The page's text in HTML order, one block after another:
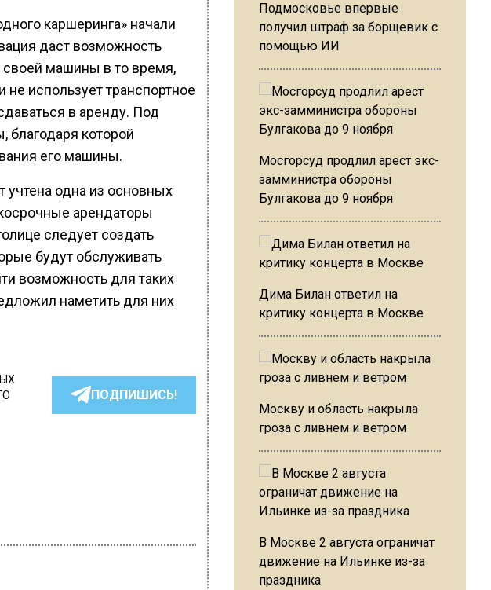
каршеринга» начали
даст возможность
своей машины в то время,
не использует транспортное
в аренду. Под
благодаря которой
его машины.
учтена одна из основных
арендаторы
следует создать
будут обслуживать
возможность для таких
наметить для них
ПОДПИШИСЬ!
Подмосковье впервые
получил штраф за борщевик с
помощью ИИ
Мосгорсуд продлил арест экс-
замминистра обороны
Булгакова до 9 ноября
Дима Билан ответил на
критику концерта в Москве
Москву и область накрыла
гроза с ливнем и ветром
В Москве 2 августа ограничат
движение на Ильинке из-за
праздника